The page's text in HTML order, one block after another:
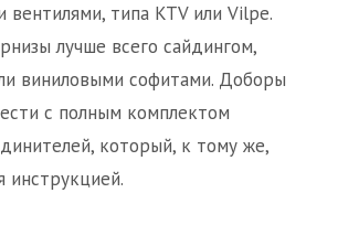
вентилями, типа KTV или Vilpe.
лучше всего сайдингом,
виниловыми софитами. Доборы
с полным комплектом
который, к тому же,
инструкцией.